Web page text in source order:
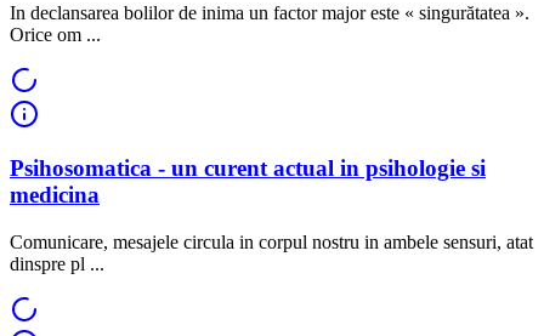
In declansarea bolilor de inima un factor major este « singurătatea ».
Orice om ...
Psihosomatica - un curent actual in psihologie si
medicina
Comunicare, mesajele circula in corpul nostru in ambele sensuri, atat
dinspre pl ...